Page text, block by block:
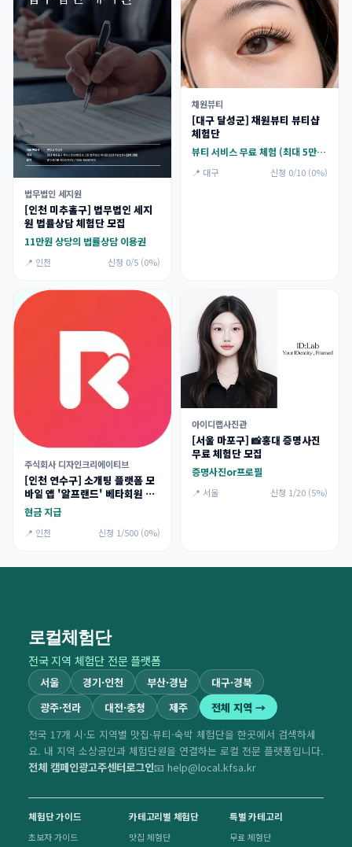
법무법인 세지원
[인천 미추홀구] 법무법인 세지
원 법률상담 체험단 모집
11만원 상당의 법률상담 이용권
📍 인천 신청 0/5 (0%)
채원뷰티
[대구 달성군] 채원뷰티 뷰티샵
체험단
뷰티 서비스 무료 체험 (최대 5만원)
📍 대구 신청 0/10 (0%)
주식회사 디자인크리에이티브
[인천 연수구] 소개팅 플랫폼 모
바일 앱 '알프랜드' 베타회원 모
집
현금 지급
📍 인천 신청 1/500 (0%)
아이디랩사진관
[서울 마포구] 📸홍대 증명사진
무료 체험단 모집
증명사진or프로필
📍 서울 신청 1/20 (5%)
로컬체험단
전국 지역 체험단 전문 플랫폼
서울 경기·인천 부산·경남
대구·경북
광주·전라
대전·충청 제주
전체 지역 →
전국 17개 시·도 지역별 맛집·뷰티·숙박 체험단을 한곳에서 검색하세
요. 내 지역 소상공인과 체험단원을 연결하는 로컬 전문 플랫폼입니다.
전체 캠페인광고주센터로그인📧 help@local.kfsa.kr
체험단 가이드
초보자 가이드
카테고리별 체험단
맛집 체험단
특별 카테고리
무료 체험단